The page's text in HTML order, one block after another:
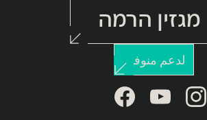
מגזין הרמה
لدعم منوفيم
instagram
youtube
facebook